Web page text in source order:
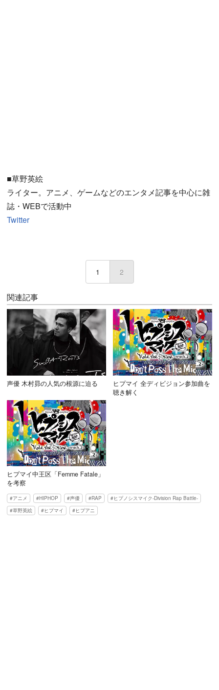
■草野英絵
ライター。アニメ、ゲームなどのエンタメ記事を中心に雑
誌・WEBで活動中
Twitter
1 2
関連記事
声優 木村昴の人気の根源に迫る
ヒプマイ 全ディビジョン参加曲を
聴き解く
ヒプマイ中王区「Femme Fatale」
を考察
アニメ HIPHOP 声優 RAP
ヒプノシスマイク-Division Rap Battle-
草野英絵
ヒプマイ ヒプアニ